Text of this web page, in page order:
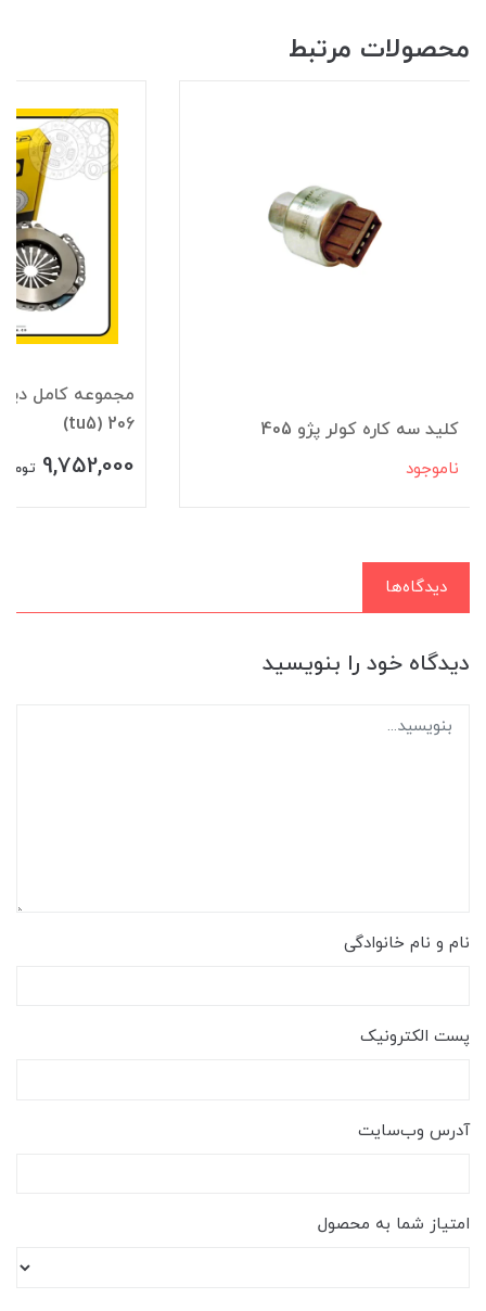
محصولات مرتبط
کليد سه کاره کولر پژو 405
ناموجود
مجموعه کامل
206 (tu5)
9,752,000 تومان
دیدگاه‌ها
دیدگاه خود را بنویسید
نام و نام خانوادگی
پست الکترونیک
آدرس وب‌سایت
امتیاز شما به محصول